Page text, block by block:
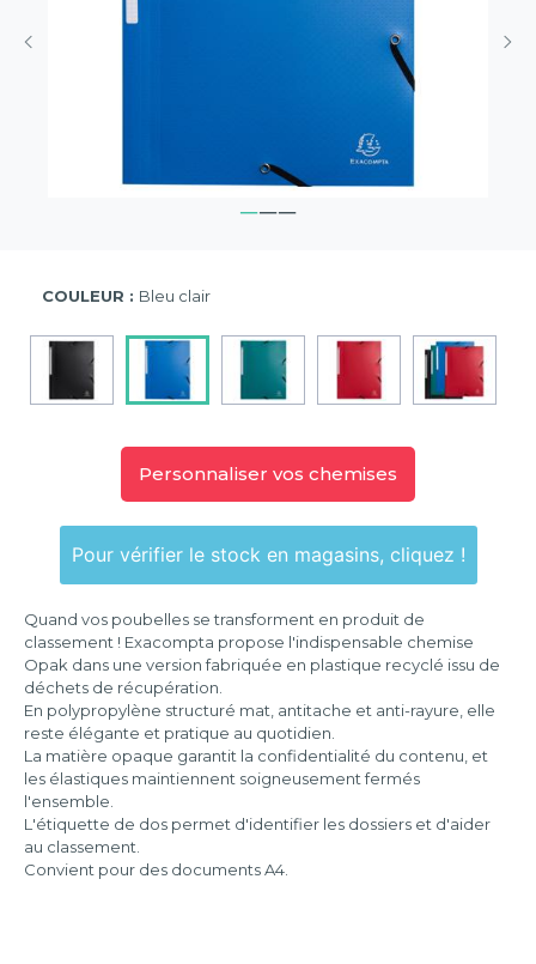
COULEUR : Bleu clair
Personnaliser vos chemises
Pour vérifier le stock en magasins, cliquez !
Quand vos poubelles se transforment en produit de
classement ! Exacompta propose l'indispensable chemise
Opak dans une version fabriquée en plastique recyclé issu de
déchets de récupération.
En polypropylène structuré mat, antitache et anti-rayure, elle
reste élégante et pratique au quotidien.
La matière opaque garantit la confidentialité du contenu, et
les élastiques maintiennent soigneusement fermés
l'ensemble.
L'étiquette de dos permet d'identifier les dossiers et d'aider
au classement.
Convient pour des documents A4.